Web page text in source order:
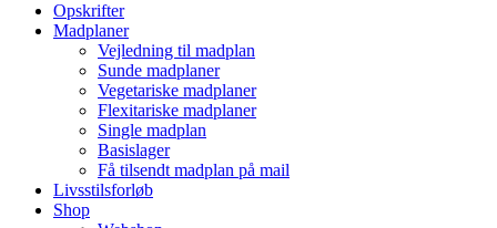
Opskrifter
Madplaner
Vejledning til madplan
Sunde madplaner
Vegetariske madplaner
Flexitariske madplaner
Single madplan
Basislager
Få tilsendt madplan på mail
Livsstilsforløb
Shop